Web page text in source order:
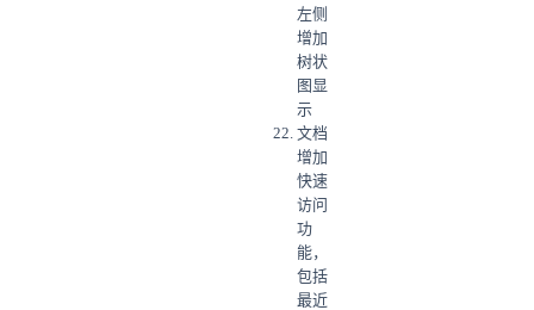
左侧
增加
树状
图显
示
文档
增加
快速
访问
功
能，
包括
最近